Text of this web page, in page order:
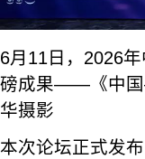
6月11日，2026
磅成果——《中国
华摄影
本次论坛正式发